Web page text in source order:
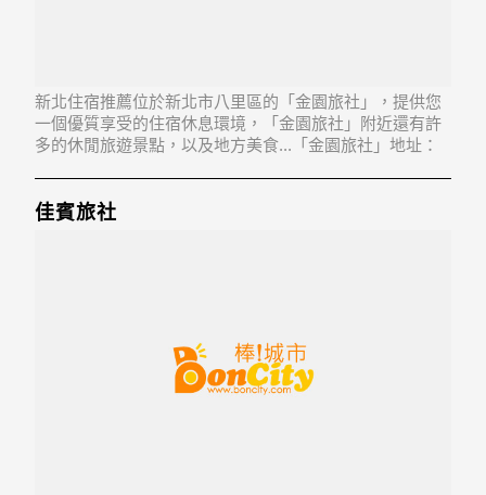
新北住宿推薦位於新北市八里區的「金園旅社」，提供您
一個優質享受的住宿休息環境，「金園旅社」附近還有許
多的休閒旅遊景點，以及地方美食...「金園旅社」地址：
佳賓旅社